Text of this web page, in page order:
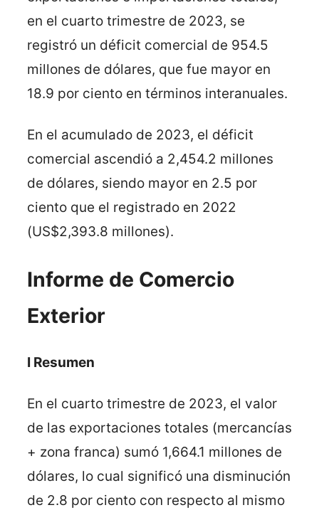
en el cuarto trimestre de 2023, se
registró un déficit comercial de 954.5
millones de dólares, que fue mayor en
18.9 por ciento en términos interanuales.
En el acumulado de 2023, el déficit
comercial ascendió a 2,454.2 millones
de dólares, siendo mayor en 2.5 por
ciento que el registrado en 2022
(US$2,393.8 millones).
Informe de Comercio
Exterior
I Resumen
En el cuarto trimestre de 2023, el valor
de las exportaciones totales (mercancías
+ zona franca) sumó 1,664.1 millones de
dólares, lo cual significó una disminución
de 2.8 por ciento con respecto al mismo